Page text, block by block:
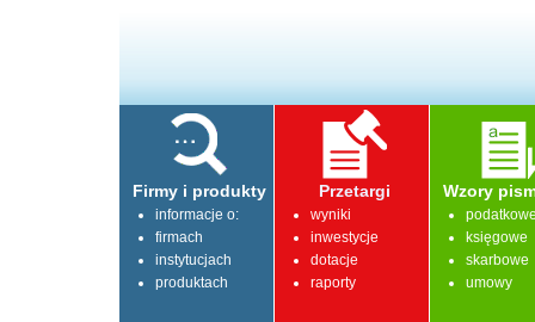
Firmy i produkty
informacje o:
firmach
instytucjach
produktach
Przetargi
wyniki
inwestycje
dotacje
raporty
Wzory
księgowe
skarbowe
umowy